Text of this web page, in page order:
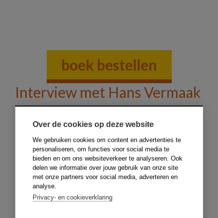
Over de cookies op deze website
We gebruiken cookies om content en advertenties te
personaliseren, om functies voor social media te
bieden en om ons websiteverkeer te analyseren. Ook
delen we informatie over jouw gebruik van onze site
met onze partners voor social media, adverteren en
analyse.
Privacy- en cookieverklaring
boek bestellen
Interview met Hans Vermaak